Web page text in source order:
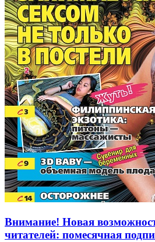
Внимание! Новая
читателей: помесячная